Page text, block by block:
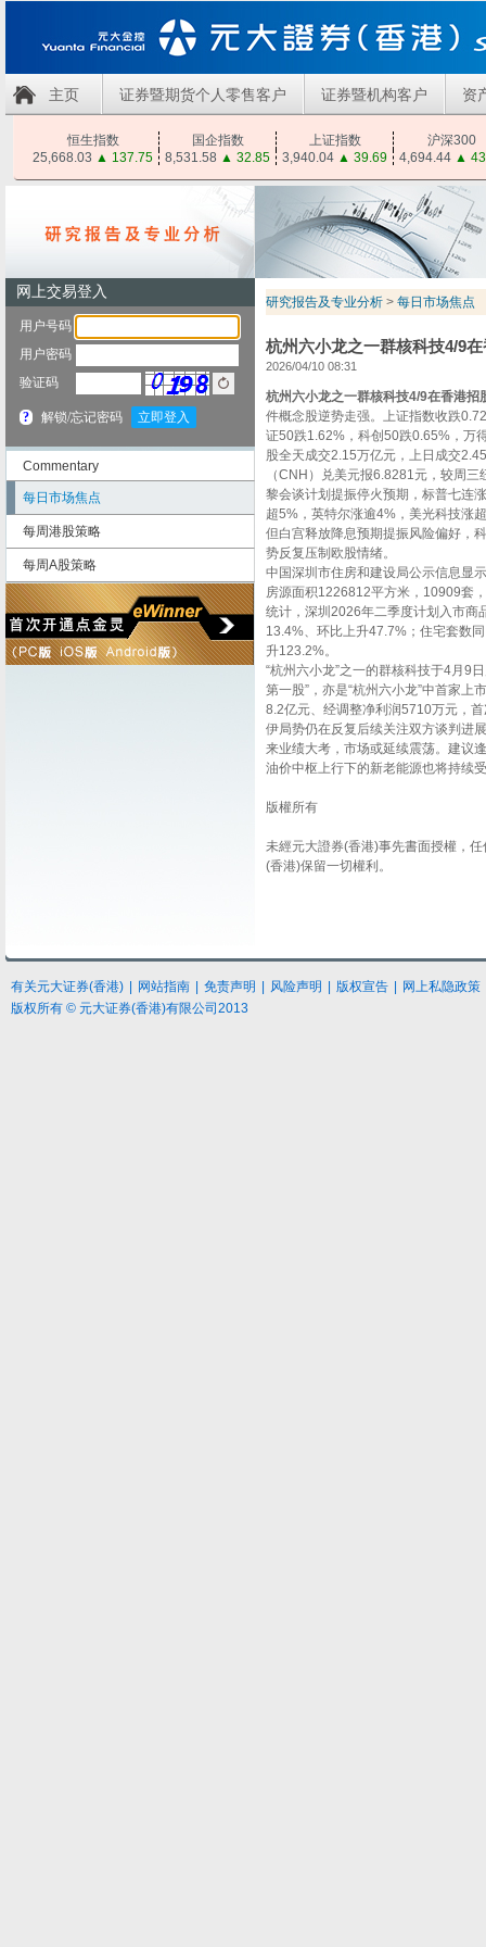
主页 证券暨期货个人零售客户 证券暨机构客户 资
恒生指数 国企指数 上证指数
沪深300
25,668.03 ▲ 137.75 8,531.58 ▲ 32.85 3,940.04 ▲ 39.69 4,694.44 ▲
Commentary
每日市场焦点
每周港股策略
每周A股策略
研究报告及专业分析 > 每日市场焦点
杭州六小龙之一群核科技4/9
2026/04/10 08:31
杭州六小龙之一群核科技4/9在香港招
件概念股逆势走强。上证指数收跌
证50跌1.62%，科创50跌0.65%，万
股全天成交2.15万亿元，上日成交
（CNH）兑美元报6.8281元，较周
黎会谈计划提振停火预期，标普七连
超5%，英特尔涨逾4%，美光科技涨
但白宫释放降息预期提振风险偏好，
势反复压制欧股情绪。
中国深圳市住房和建设局公示信息显
房源面积1226812平方米，10909套
统计，深圳2026年二季度计划入市商
13.4%、环比上升47.7%；住宅套数
升123.2%。
“杭州六小龙”之一的群核科技于4月9
第一股”，亦是“杭州六小龙”中首家
8.2亿元、经调整净利润5710万元，
伊局势仍在反复后续关注双方谈判进
来业绩大考，市场或延续震荡。建议
油价中枢上行下的新老能源也将持续
版權所有
未經元大證券(香港)事先書面授權，
(香港)保留一切權利。
有关元大证券(香港) 网站指南 免责声明 风险声明 版权宣告
网上私隐政策
版权所有 © 元大证券(香港)有限公司2013